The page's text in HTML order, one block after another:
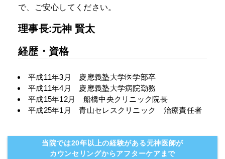
で、ご安心してください。
理事長:元神 賢太
経歴・資格
平成11年3月 慶應義塾大学医学部卒
平成11年4月 慶應義塾大学病院勤務
平成15年12月 船橋中央クリニック院長
平成25年1月 青山セレスクリニック 治療責任者
当院では20年以上の経験がある元神医師が
カウンセリングからアフターケアまで